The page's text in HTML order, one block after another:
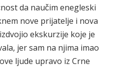
da naučim enegleski
nove prijatelje i nova
ekskurzije koje je
jer sam na njima imao
ljude upravo iz Crne